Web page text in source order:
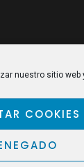
nuestro sitio web
COOKIES